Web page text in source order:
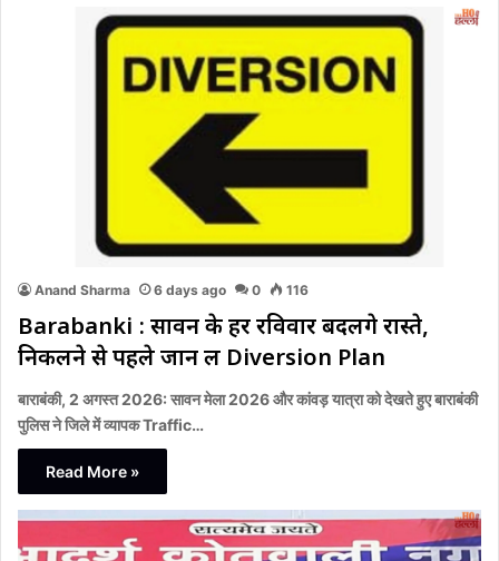
Anand Sharma 6 days ago 0 116
Barabanki : सावन के हर रविवार बदलेंगे रास्ते,
निकलने से पहले जान लें Diversion Plan
बाराबंकी, 2 अगस्त 2026: सावन मेला 2026 और कांवड़ यात्रा को देखते हुए बाराबंकी
पुलिस ने जिले में व्यापक Traffic…
Read More »